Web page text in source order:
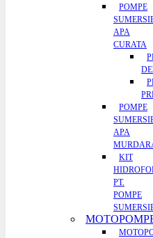
POMPE
APA
CURATA
POMPE
APA
KIT
PT.
POMPE